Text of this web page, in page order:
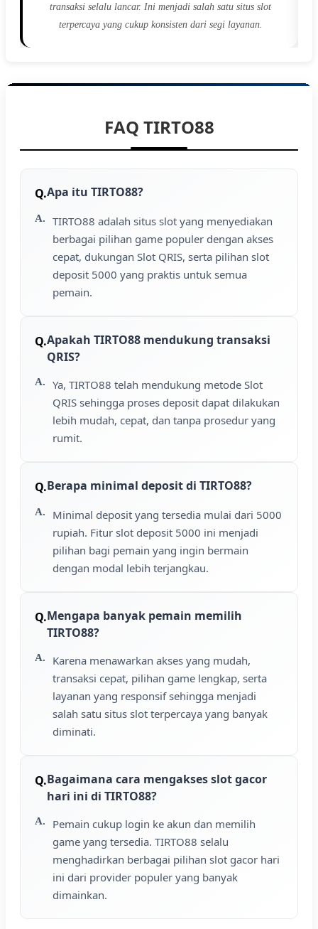
transaksi selalu lancar. Ini menjadi salah satu situs slot
terpercaya yang cukup konsisten dari segi layanan.
FAQ TIRTO88
Apa itu TIRTO88?
TIRTO88 adalah situs slot yang menyediakan
berbagai pilihan game populer dengan akses
cepat, dukungan Slot QRIS, serta pilihan slot
deposit 5000 yang praktis untuk semua
pemain.
Apakah TIRTO88 mendukung transaksi
QRIS?
Ya, TIRTO88 telah mendukung metode Slot
QRIS sehingga proses deposit dapat dilakukan
lebih mudah, cepat, dan tanpa prosedur yang
rumit.
Berapa minimal deposit di TIRTO88?
Minimal deposit yang tersedia mulai dari 5000
rupiah. Fitur slot deposit 5000 ini menjadi
pilihan bagi pemain yang ingin bermain
dengan modal lebih terjangkau.
Mengapa banyak pemain memilih
TIRTO88?
Karena menawarkan akses yang mudah,
transaksi cepat, pilihan game lengkap, serta
layanan yang responsif sehingga menjadi
salah satu situs slot terpercaya yang banyak
diminati.
Bagaimana cara mengakses slot gacor
hari ini di TIRTO88?
Pemain cukup login ke akun dan memilih
game yang tersedia. TIRTO88 selalu
menghadirkan berbagai pilihan slot gacor hari
ini dari provider populer yang banyak
dimainkan.